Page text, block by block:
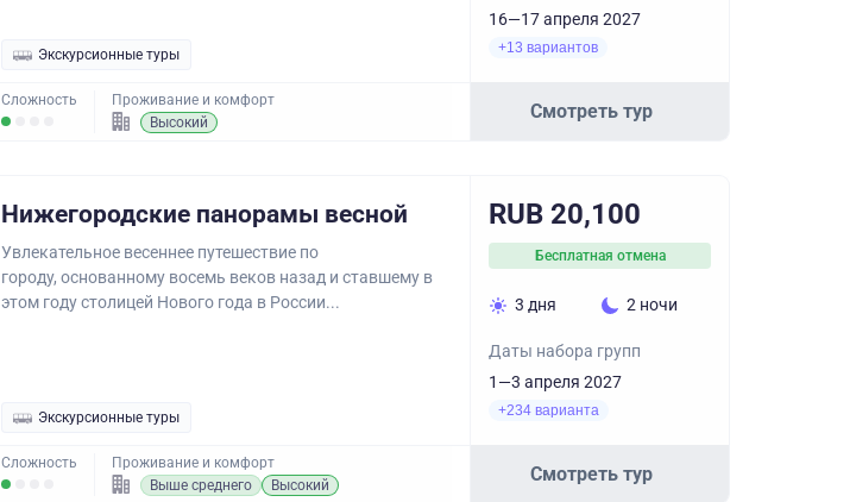
Экскурсионные туры
Сложность
Проживание и комфорт
Высокий
16—17 апреля 2027
+13 вариантов
Смотреть тур
Нижегородские панорамы весной
Увлекательное весеннее путешествие по
городу, основанному восемь веков назад и ставшему в
этом году столицей Нового года в России...
Экскурсионные туры
Сложность
Проживание и комфорт
Выше среднего
Высокий
RUB 20,100
Бесплатная отмена
3 дня 2 ночи
Даты набора групп
1—3 апреля 2027
+234 варианта
Смотреть тур